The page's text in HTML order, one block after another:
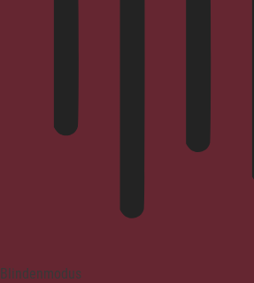
Blindenmodus